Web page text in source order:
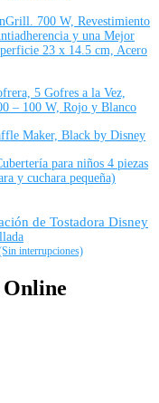
700 W, Revestimiento
y una Mejor
23 x 14.5 cm, Acero
5 Gofres a la Vez,
– 100 W, Rojo y Blanco
Maker, Black by Disney
para niños 4 piezas
y cuchara pequeña)
de Tostadora Disney
interrupciones)
Online